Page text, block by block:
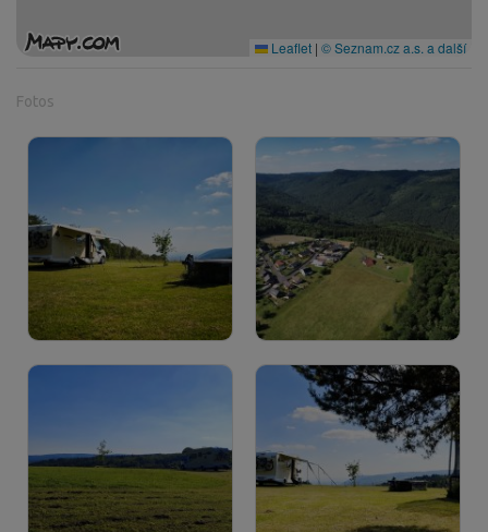
Leaflet | © Seznam.cz a.s. a další
Fotos